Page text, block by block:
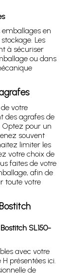
en
Les
à sécuriser
ou dans
votre
des agrafes de
Optez pour un
souvent
limiter les
votre choix de
faites de votre
afin de
toute votre
SL150-
avec votre
présentées ici.
de